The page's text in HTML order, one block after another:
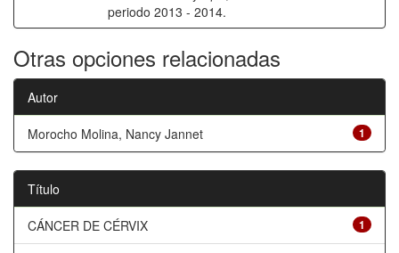
periodo 2013 - 2014.
Otras opciones relacionadas
Autor
1
Morocho Molina, Nancy Jannet
Título
1
CÁNCER DE CÉRVIX